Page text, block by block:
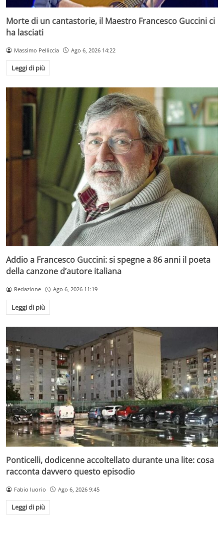
Morte di un cantastorie, il Maestro Francesco Guccini ci
ha lasciati
Massimo Pelliccia Ago 6, 2026 14:22
Leggi di più
Addio a Francesco Guccini: si spegne a 86 anni il poeta
della canzone d’autore italiana
Redazione Ago 6, 2026 11:19
Leggi di più
Ponticelli, dodicenne accoltellato durante una lite: cosa
racconta davvero questo episodio
Fabio Iuorio Ago 6, 2026 9:45
Leggi di più